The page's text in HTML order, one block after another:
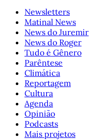
Newsletters
Matinal News
News do Juremir
News do Roger
Tudo é Gênero
Parêntese
Climática
Reportagem
Cultura
Agenda
Opinião
Podcasts
Mais projetos